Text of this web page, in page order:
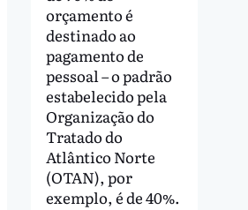
orçamento é
destinado ao
pagamento de
pessoal – o padrão
estabelecido pela
Organização do
Tratado do
Atlântico Norte
(OTAN), por
exemplo, é de 40%.